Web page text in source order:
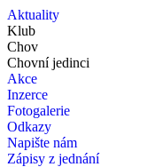
Aktuality
Klub
Chov
Chovní jedinci
Akce
Inzerce
Fotogalerie
Odkazy
Napište nám
Zápisy z jednání